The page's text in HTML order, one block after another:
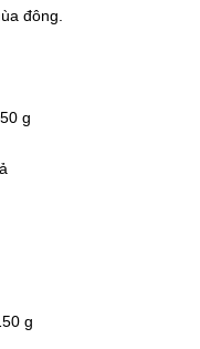
đông.
g
g